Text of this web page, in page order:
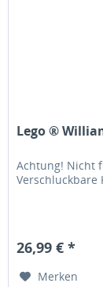
Lego ®
Achtung! Nicht
Verschluckbare
26,99 € *
Merken